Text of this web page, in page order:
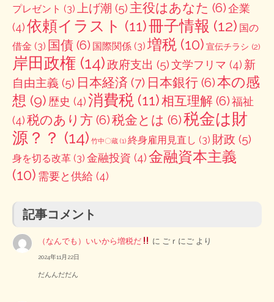
プレゼント (3) 上げ潮 (5) 主役はあなた (6)企業
(4)依頼イラスト (11)冊子情報 (12) 国の
借金 (3) 国債 (6) 国際関係 (3) 増税 (10) 宣伝チラシ (2)
岸田政権 (14)政府支出 (5)文学フリマ (4) 新
自由主義 (5) 日本経済 (7) 日本銀行 (6)本の感
想 (9) 歴史 (4)消費税 (11)相互理解 (6)福祉
(4)税のあり方 (6)税金とは (6)税金は財
源？？ (14) 竹中〇蔵 (1) 終身雇用見直し (3) 財政 (5)
身を切る改革 (3) 金融投資 (4)金融資本主義
(10) 需要と供給 (4)
記事コメント
（なんでも）いいから増税だ に ごｒにご より
2024年11月22日
だんんだだん